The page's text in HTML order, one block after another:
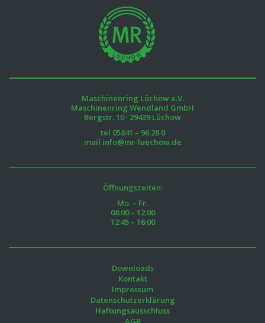
Maschinenring Lüchow e.V.
Maschinenring Wendland GmbH
Bergstr. 10 · 29439 Lüchow
tel 05841 – 96 28 0
mail info@mr-luechow.de
Öffnungszeiten:
Mo. – Fr.
08:00 – 12:00
12:45 – 16:00
Downloads
Kontakt
Impressum
Datenschutzerklärung
Haftungsausschluss